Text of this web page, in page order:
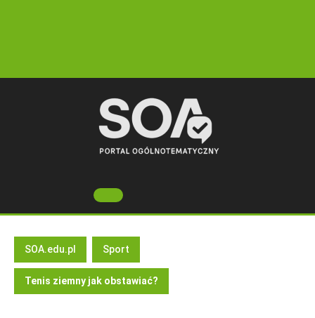
Open
Button
SOA.edu.pl Sport
Tenis ziemny jak obstawiać?